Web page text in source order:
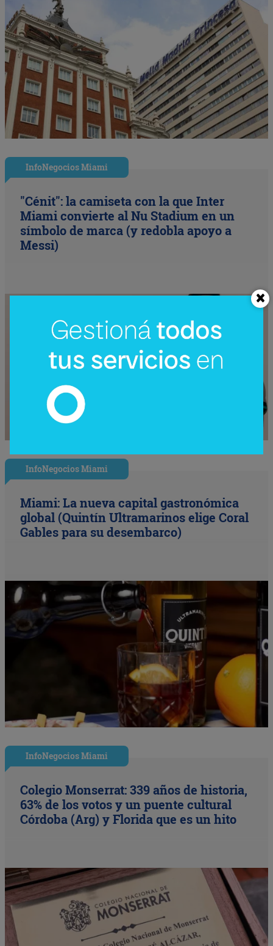
InfoNegocios Miami
"Cénit": la camiseta con la que Inter
Miami convierte al Nu Stadium en un
símbolo de marca (y redobla apoyo a
Messi)
InfoNegocios Miami
Miami: La nueva capital gastronómica
global (Quintín Ultramarinos elige Coral
Gables para su desembarco)
InfoNegocios Miami
Colegio Monserrat: 339 años de historia,
63% de los votos y un puente cultural
Córdoba (Arg) y Florida que es un hito